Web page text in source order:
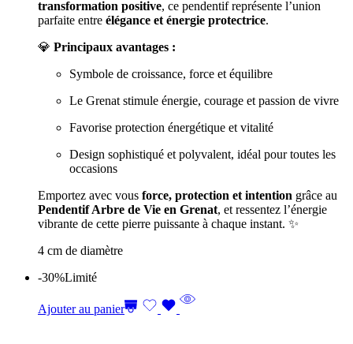
transformation positive, ce pendentif représente l’union
parfaite entre élégance et énergie protectrice.
💎 Principaux avantages :
Symbole de croissance, force et équilibre
Le Grenat stimule énergie, courage et passion de vivre
Favorise protection énergétique et vitalité
Design sophistiqué et polyvalent, idéal pour toutes les
occasions
Emportez avec vous force, protection et intention grâce au
Pendentif Arbre de Vie en Grenat, et ressentez l’énergie
vibrante de cette pierre puissante à chaque instant. ✨
4 cm de diamètre
-30%Limité
Ajouter au panier